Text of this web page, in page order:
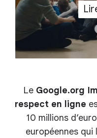
Le Google.org
respect en ligne
10 millions
européennes